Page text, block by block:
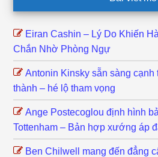
Eiran Cashin – Lý Do Khiến
Chắn Nhờ Phòng Ngự
Antonin Kinsky sẵn sàng cạnh
thành – hé lộ tham vọng
Ange Postecoglou định hình
Tottenham – Bản hợp xướng áp
Ben Chilwell mang đến đẳng